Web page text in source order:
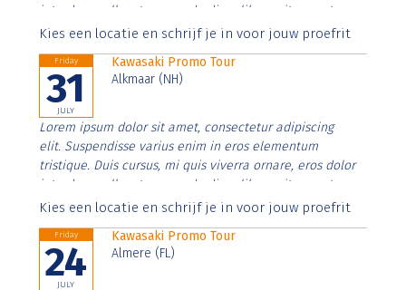
interdum nulla, ut commodo diam libero vitae erat.
Aenean faucibus nibh et justo cursus id rutrum lorem
Kies een locatie en schrijf je in voor jouw proefrit
Friday
31
JULY
Kawasaki Promo Tour
Alkmaar (NH)
Lorem ipsum dolor sit amet, consectetur adipiscing
elit. Suspendisse varius enim in eros elementum
tristique. Duis cursus, mi quis viverra ornare, eros dolor
interdum nulla, ut commodo diam libero vitae erat.
Aenean faucibus nibh et justo cursus id rutrum lorem
Kies een locatie en schrijf je in voor jouw proefrit
Friday
24
JULY
Kawasaki Promo Tour
Almere (FL)